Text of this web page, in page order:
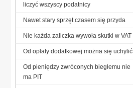
liczyć wszyscy podatnicy
Nawet stary sprzęt czasem się przyda
Nie każda zaliczka wywoła skutki w VAT
Od opłaty dodatkowej można się uchylić
Od pieniędzy zwróconych biegłemu nie
ma PIT